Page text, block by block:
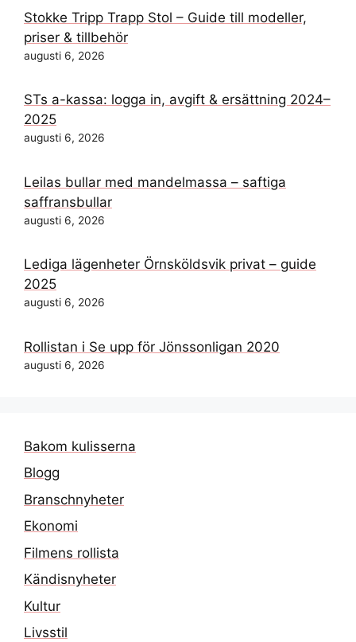
Stokke Tripp Trapp Stol – Guide till modeller,
priser & tillbehör
augusti 6, 2026
STs a-kassa: logga in, avgift & ersättning 2024–
2025
augusti 6, 2026
Leilas bullar med mandelmassa – saftiga
saffransbullar
augusti 6, 2026
Lediga lägenheter Örnsköldsvik privat – guide
2025
augusti 6, 2026
Rollistan i Se upp för Jönssonligan 2020
augusti 6, 2026
Bakom kulisserna
Blogg
Branschnyheter
Ekonomi
Filmens rollista
Kändisnyheter
Kultur
Livsstil